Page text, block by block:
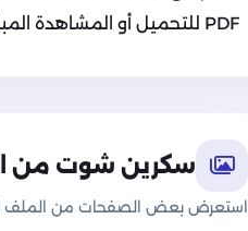
PDF للتحميل أو المشاهدة المباشرة.
سكرين شوت من
استعرض بعض الصفحات من الملف